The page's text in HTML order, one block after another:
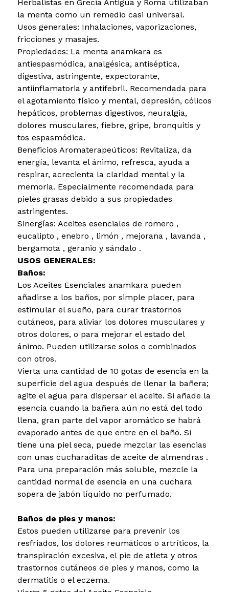
Herbalistas en Grecia Antigua y Roma utilizaban
la menta como un remedio casi universal.
Usos generales: Inhalaciones, vaporizaciones,
fricciones y masajes.
Propiedades: La menta anamkara es
antiespasmódica, analgésica, antiséptica,
digestiva, astringente, expectorante,
antiinflamatoria y antifebril. Recomendada para
el agotamiento físico y mental, depresión, cólicos
hepáticos, problemas digestivos, neuralgia,
dolores musculares, fiebre, gripe, bronquitis y
tos espasmódica.
Beneficios Aromaterapeúticos: Revitaliza, da
energía, levanta el ánimo, refresca, ayuda a
respirar, acrecienta la claridad mental y la
memoria. Especialmente recomendada para
pieles grasas debido a sus propiedades
astringentes.
Sinergías: Aceites esenciales de romero ,
eucalipto , enebro , limón , mejorana , lavanda ,
bergamota , geranio y sándalo .
USOS GENERALES:
Baños:
Los Aceites Esenciales anamkara pueden
añadirse a los baños, por simple placer, para
estimular el sueño, para curar trastornos
cutáneos, para aliviar los dolores musculares y
otros dolores, o para mejorar el estado del
ánimo. Pueden utilizarse solos o combinados
con otros.
Vierta una cantidad de 10 gotas de esencia en la
superficie del agua después de llenar la bañera;
agite el agua para dispersar el aceite. Si añade la
esencia cuando la bañera aún no está del todo
llena, gran parte del vapor aromático se habrá
evaporado antes de que entre en el baño. Si
tiene una piel seca, puede mezclar las esencias
con unas cucharaditas de aceite de almendras .
Para una preparación más soluble, mezcle la
cantidad normal de esencia en una cuchara
sopera de jabón líquido no perfumado.
Baños de pies y manos:
Estos pueden utilizarse para prevenir los
resfriados, los dolores reumáticos o artríticos, la
transpiración excesiva, el pie de atleta y otros
trastornos cutáneos de pies y manos, como la
dermatitis o el eczema.